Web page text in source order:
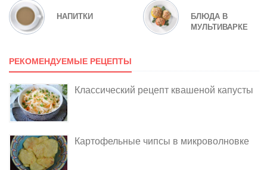
НАПИТКИ
БЛЮДА В
МУЛЬТИВАРКЕ
РЕКОМЕНДУЕМЫЕ РЕЦЕПТЫ
Классический рецепт квашеной капусты
Картофельные чипсы в микроволновке